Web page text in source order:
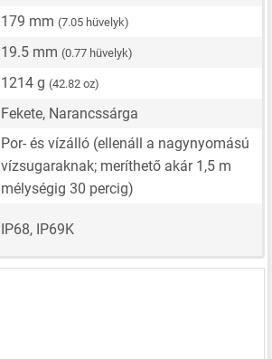
179 mm (7.05 hüvelyk)
19.5 mm (0.77 hüvelyk)
1214 g (42.82 oz)
Fekete, Narancssárga
Por- és vízálló (ellenáll a nagynyomású
vízsugaraknak; meríthető akár 1,5 m
mélységig 30 percig)
IP68, IP69K